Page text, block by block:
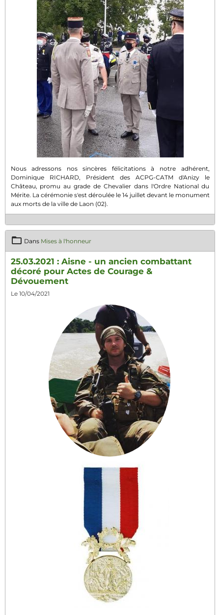
Nous adressons nos sincères félicitations à notre adhérent,
Dominique RICHARD, Président des ACPG-CATM d'Anizy le
Château, promu au grade de Chevalier dans l'Ordre National du
Mérite. La cérémonie s'est déroulée le 14 juillet devant le monument
aux morts de la ville de Laon (02).
Dans Mises à l'honneur
25.03.2021 : Aisne - un ancien combattant
décoré pour Actes de Courage &
Dévouement
Le 10/04/2021